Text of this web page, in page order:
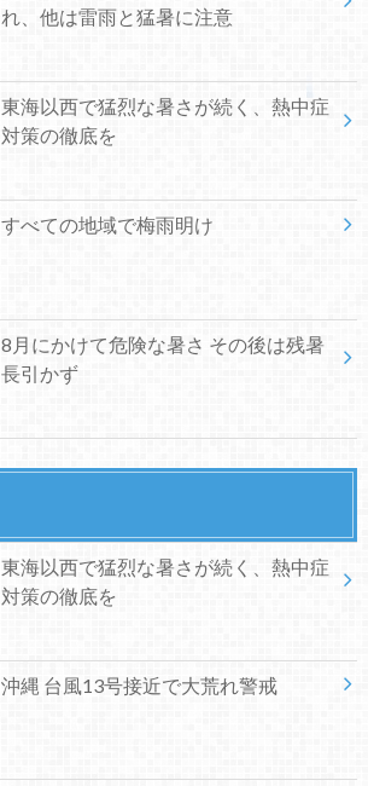
れ、他は雷雨と猛暑に注意
東海以西で猛烈な暑さが続く、熱中症
対策の徹底を
すべての地域で梅雨明け
8月にかけて危険な暑さ その後は残暑
長引かず
東海以西で猛烈な暑さが続く、熱中症
対策の徹底を
沖縄 台風13号接近で大荒れ警戒